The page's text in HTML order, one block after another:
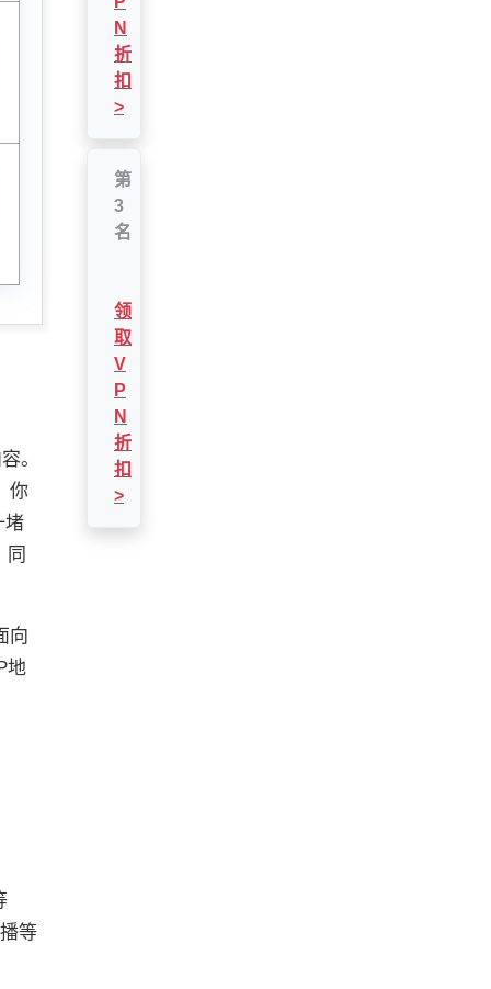
。
你
堵
同
向
地
等
N
折
扣
>
第
3
名
领
取
V
P
N
折
扣
>